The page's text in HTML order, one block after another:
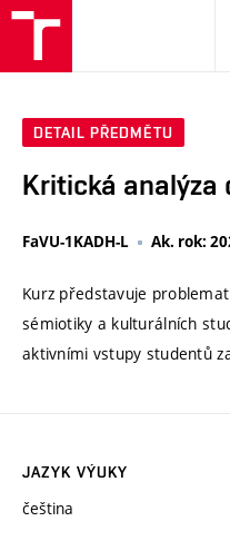
DETAIL PŘEDMĚTU
Kritická
FaVU-1KADH-L Ak. rok:
Kurz představuje
sémiotiky a kulturálních
aktivními vstupy studentů
JAZYK VÝUKY
čeština